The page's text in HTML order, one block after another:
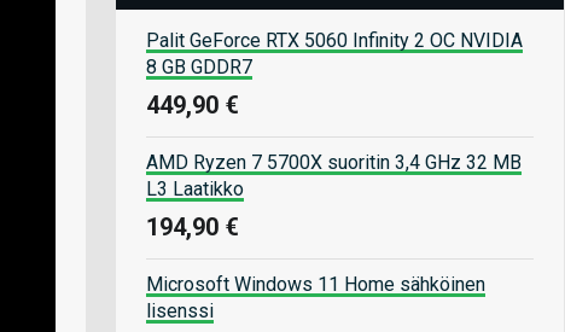
Palit GeForce RTX 5060 Infinity 2 OC NVIDIA
8 GB GDDR7
449,90 €
AMD Ryzen 7 5700X suoritin 3,4 GHz 32 MB
L3 Laatikko
194,90 €
Microsoft Windows 11 Home sähköinen
lisenssi